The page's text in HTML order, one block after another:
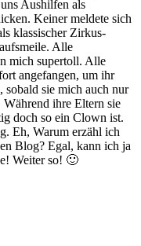
Aushilfen als
Keiner meldete sich
klassischer Zirkus-
Alle
mich supertoll. Alle
angefangen, um ihr
sobald sie mich auch nur
Während ihre Eltern sie
doch so ein Clown ist.
Eh, Warum erzähl ich
Blog? Egal, kann ich ja
Weiter so! 🙂